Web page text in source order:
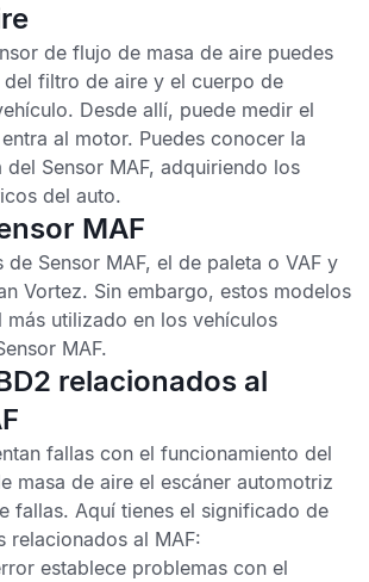
de flujo de masa de aire puedes
filtro de aire y el cuerpo de
Desde allí, puede medir el
al motor. Puedes conocer la
Sensor MAF, adquiriendo los
del auto.
MAF
de Sensor MAF, el de paleta o VAF y
Vortez. Sin embargo, estos modelos
más utilizado en los vehículos
MAF.
relacionados al
fallas con el funcionamiento del
masa de aire el escáner automotriz
fallas. Aquí tienes el significado de
relacionados al MAF:
establece problemas con el